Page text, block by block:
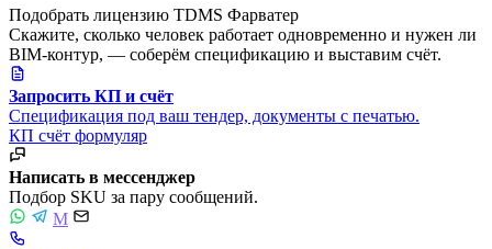
Подобрать лицензию TDMS Фарватер
Скажите, сколько человек работает одновременно и нужен ли
BIM-контур, — соберём спецификацию и выставим счёт.
Запросить КП и счёт
Спецификация под ваш тендер, документы с печатью.
КП счёт формуляр
Написать в мессенджер
Подбор SKU за пару сообщений.
M